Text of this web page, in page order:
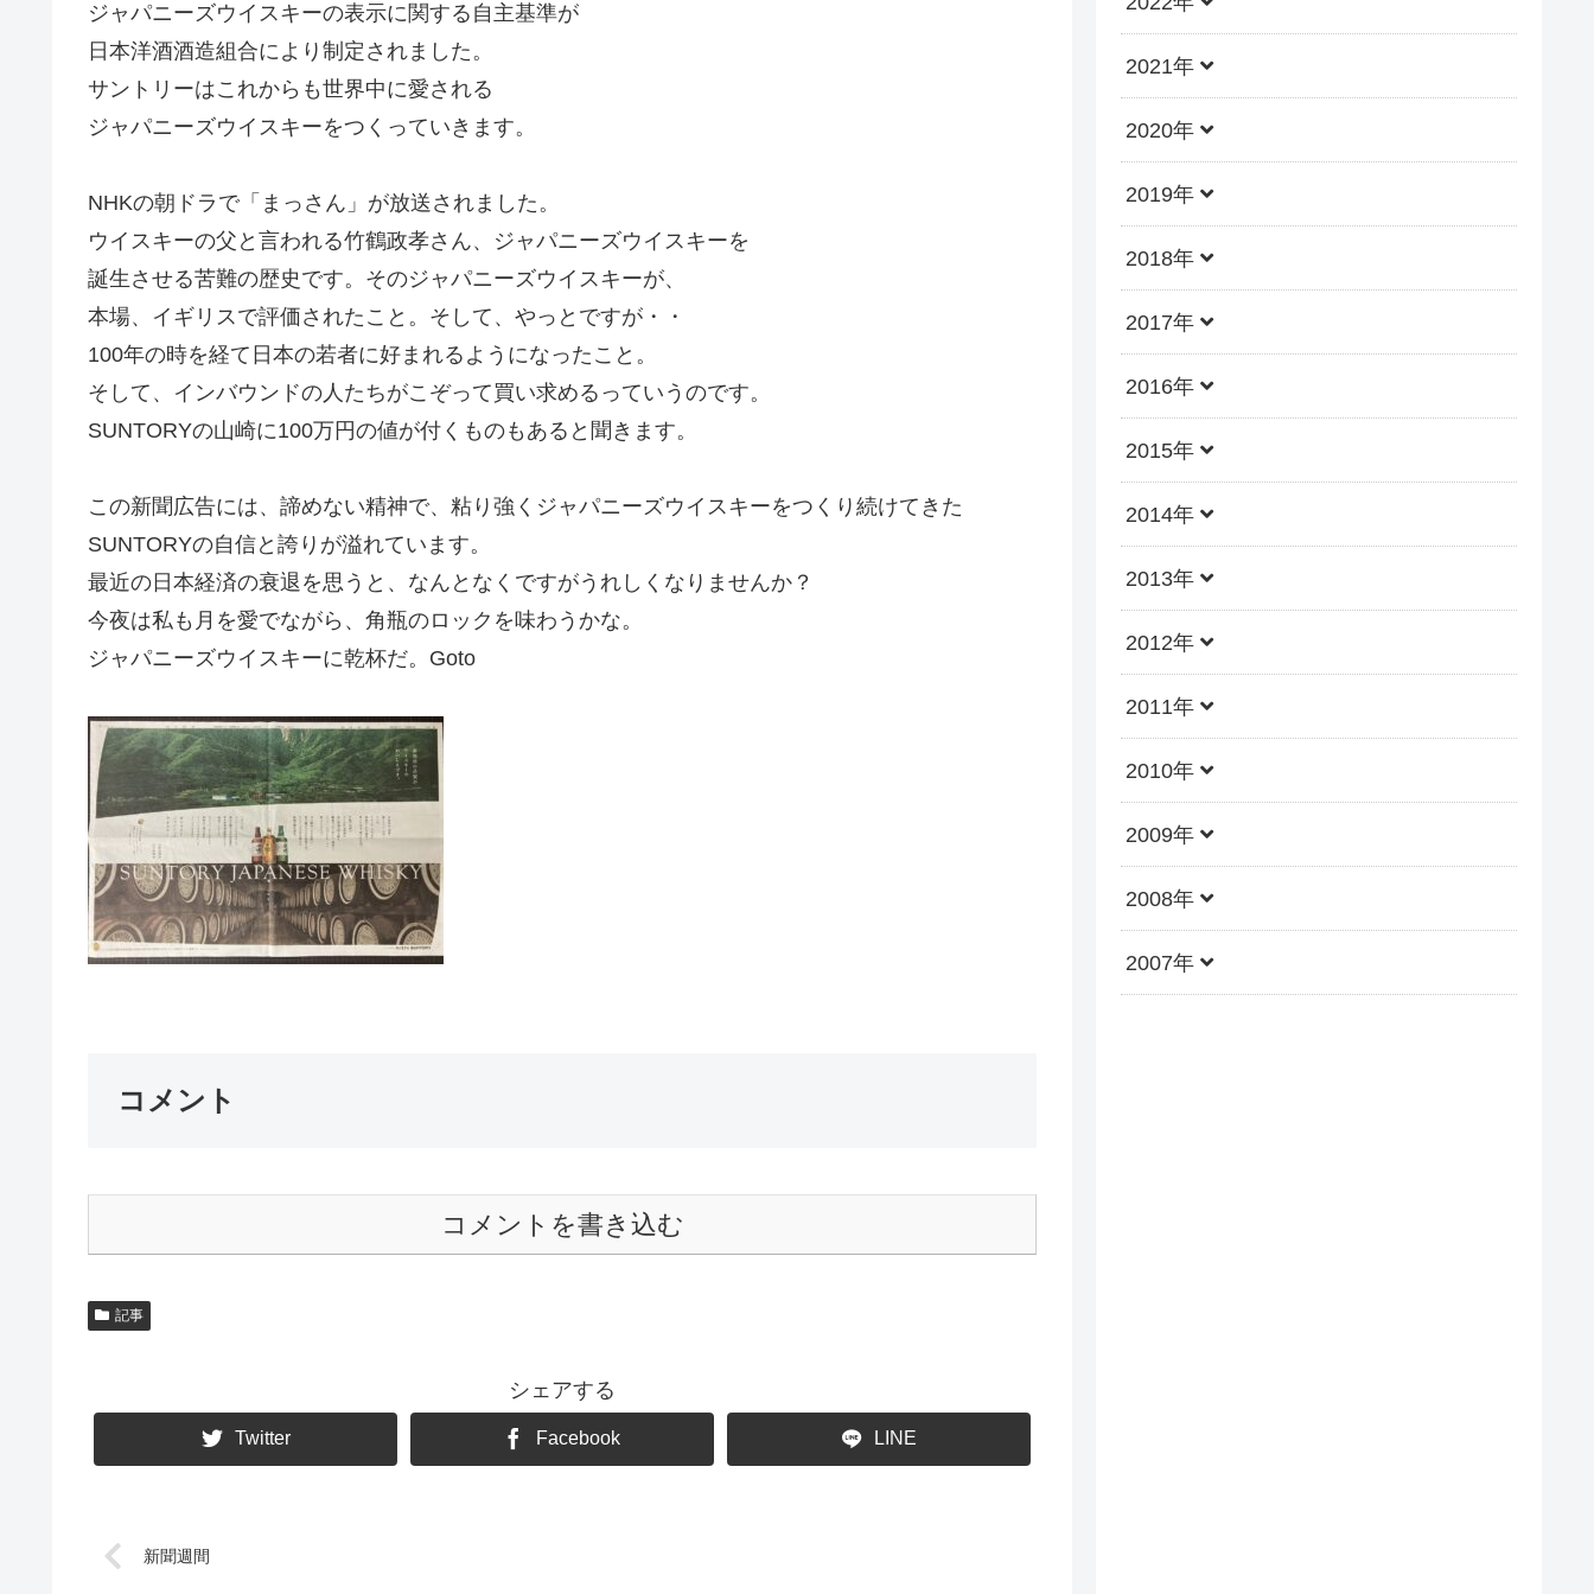
ジャパニーズウイスキーの表示に関する自主基準が
日本洋酒酒造組合により制定されました。
サントリーはこれからも世界中に愛される
ジャパニーズウイスキーをつくっていきます。
NHKの朝ドラで「まっさん」が放送されました。
ウイスキーの父と言われる竹鶴政孝さん、ジャパニーズウイスキーを
誕生させる苦難の歴史です。そのジャパニーズウイスキーが、
本場、イギリスで評価されたこと。そして、やっとですが・・
100年の時を経て日本の若者に好まれるようになったこと。
そして、インバウンドの人たちがこぞって買い求めるっていうのです。
SUNTORYの山崎に100万円の値が付くものもあると聞きます。
この新聞広告には、諦めない精神で、粘り強くジャパニーズウイスキーをつくり続けてきた
SUNTORYの自信と誇りが溢れています。
最近の日本経済の衰退を思うと、なんとなくですがうれしくなりませんか？
今夜は私も月を愛でながら、角瓶のロックを味わうかな。
ジャパニーズウイスキーに乾杯だ。Goto
コメント
コメントを書き込む
記事
シェアする
Twitter Facebook LINE
新聞週間
2021年
2020年
2019年
2018年
2017年
2016年
2015年
2014年
2013年
2012年
2011年
2010年
2009年
2008年
2007年